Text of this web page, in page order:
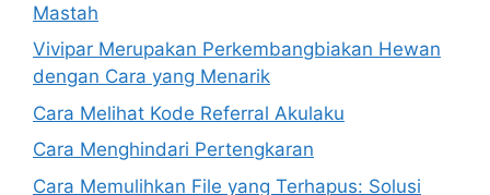
Mastah
Vivipar Merupakan Perkembangbiakan Hewan
dengan Cara yang Menarik
Cara Melihat Kode Referral Akulaku
Cara Menghindari Pertengkaran
Cara Memulihkan File yang Terhapus: Solusi